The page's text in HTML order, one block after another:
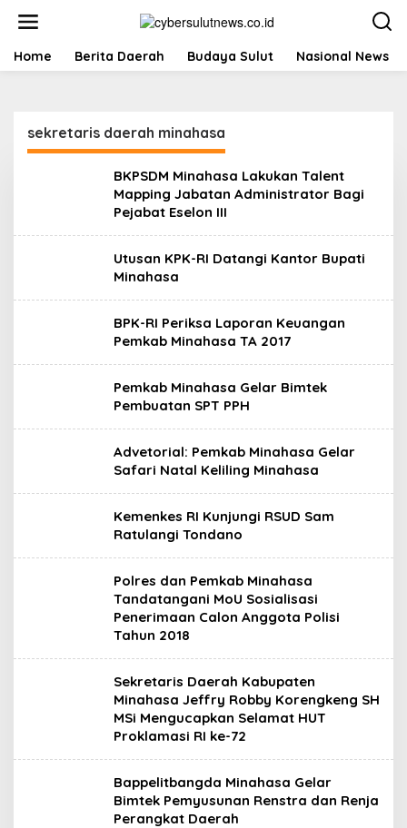
t
Home Berita Daerah Budaya Sulut Nasional News
sekretaris daerah minahasa
BKPSDM Minahasa Lakukan Talent
Mapping Jabatan Administrator Bagi
Pejabat Eselon III
Utusan KPK-RI Datangi Kantor Bupati
Minahasa
BPK-RI Periksa Laporan Keuangan
Pemkab Minahasa TA 2017
Pemkab Minahasa Gelar Bimtek
Pembuatan SPT PPH
Advetorial: Pemkab Minahasa Gelar
Safari Natal Keliling Minahasa
Kemenkes RI Kunjungi RSUD Sam
Ratulangi Tondano
Polres dan Pemkab Minahasa
Tandatangani MoU Sosialisasi
Penerimaan Calon Anggota Polisi
Tahun 2018
Sekretaris Daerah Kabupaten
Minahasa Jeffry Robby Korengkeng SH
MSi Mengucapkan Selamat HUT
Proklamasi RI ke-72
Bappelitbangda Minahasa Gelar
Bimtek Pemyusunan Renstra dan Renja
Perangkat Daerah